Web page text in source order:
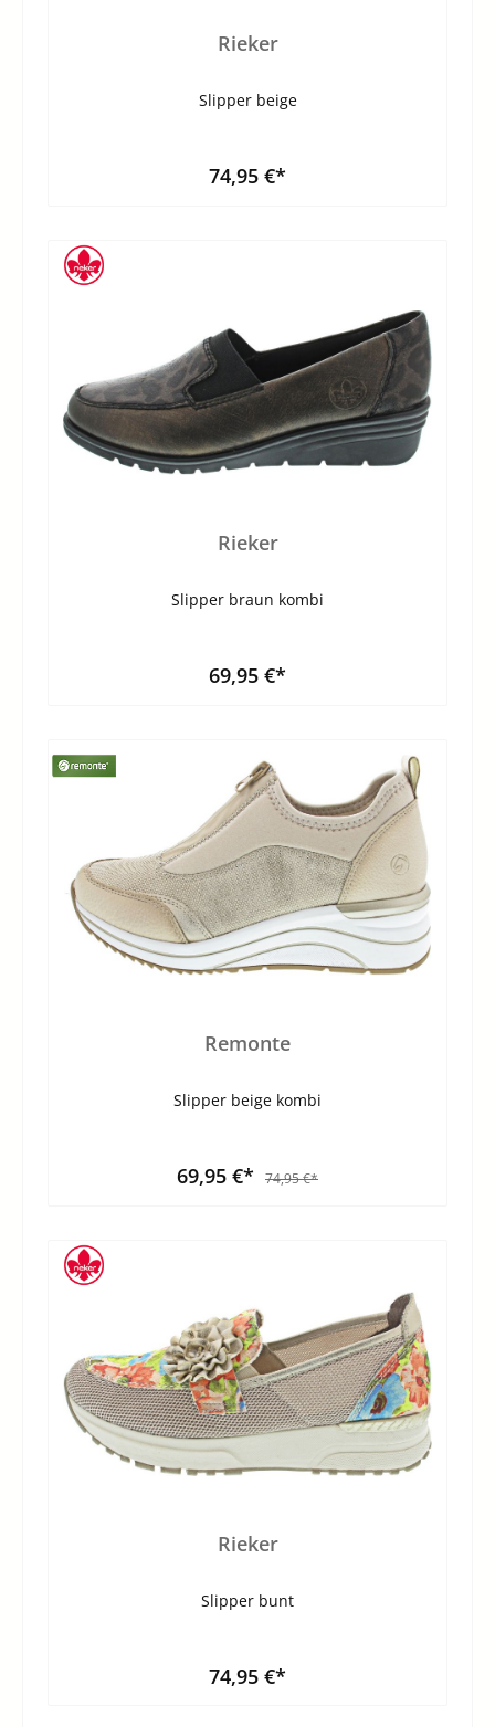
Rieker
Slipper beige
74,95 €*
Rieker
Slipper braun kombi
69,95 €*
Remonte
Slipper beige kombi
69,95 €* 74,95 €*
Rieker
Slipper bunt
74,95 €*